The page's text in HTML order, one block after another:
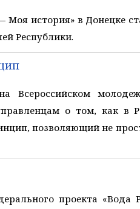
история» в Донецке
Республики.
о том, как в
позволяющий не
проекта «Вода